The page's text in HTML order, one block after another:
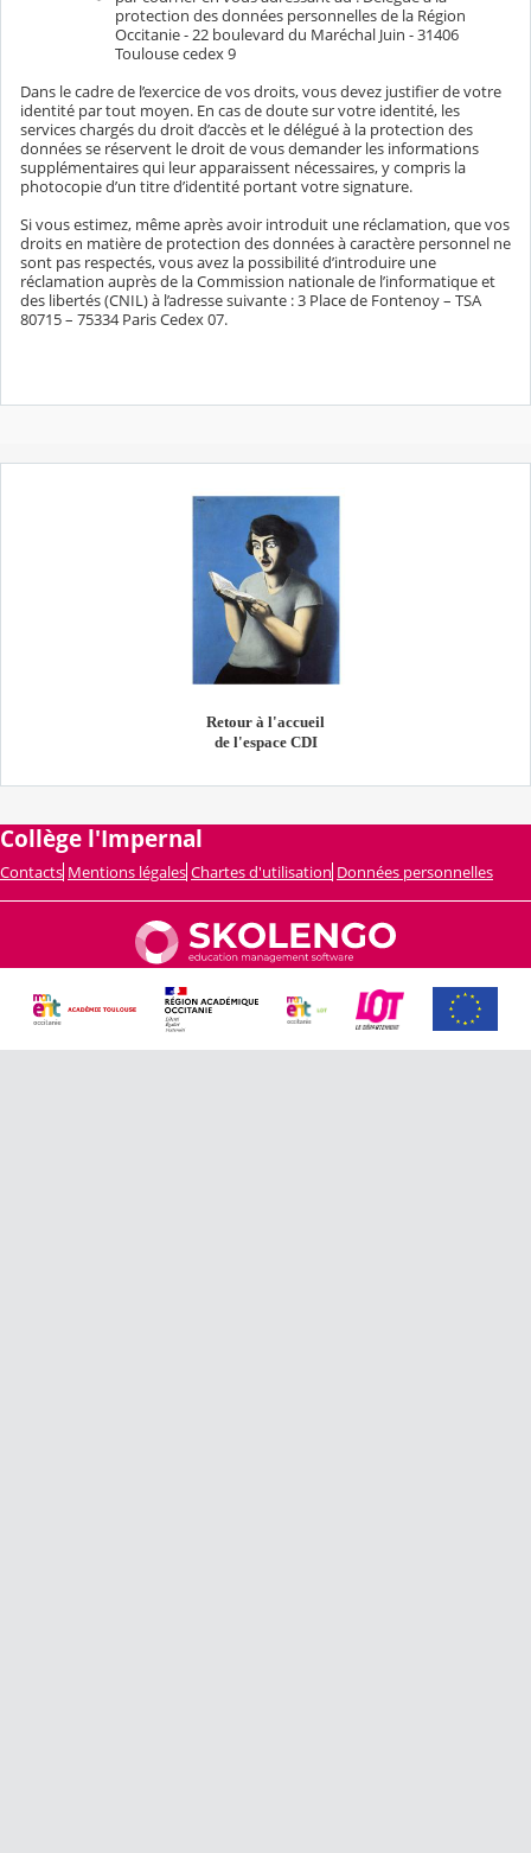
protection des données personnelles de la Région
Occitanie - 22 boulevard du Maréchal Juin - 31406
Toulouse cedex 9
Dans le cadre de l’exercice de vos droits, vous devez justifier de votre
identité par tout moyen. En cas de doute sur votre identité, les
services chargés du droit d’accès et le délégué à la protection des
données se réservent le droit de vous demander les informations
supplémentaires qui leur apparaissent nécessaires, y compris la
photocopie d’un titre d’identité portant votre signature.
Si vous estimez, même après avoir introduit une réclamation, que vos
droits en matière de protection des données à caractère personnel ne
sont pas respectés, vous avez la possibilité d’introduire une
réclamation auprès de la Commission nationale de l’informatique et
des libertés (CNIL) à l’adresse suivante : 3 Place de Fontenoy – TSA
80715 – 75334 Paris Cedex 07.
Retour à l'accueil
de l'espace CDI
Collège l'Impernal
Contacts Mentions légales Chartes d'utilisation Données personnelles